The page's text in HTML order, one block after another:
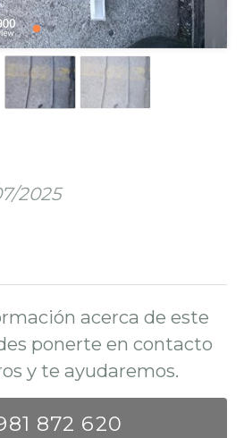
2025
acerca de este
ponerte en contacto
y te ayudaremos.
872 620